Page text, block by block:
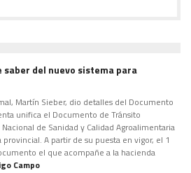
saber del nuevo sistema para
Martín Sieber, dio detalles del Documento
unifica el Documento de Tránsito
de Sanidad y Calidad Agroalimentaria
provincial. A partir de su puesta en vigor, el 1
el que acompañe a la hacienda
Campo